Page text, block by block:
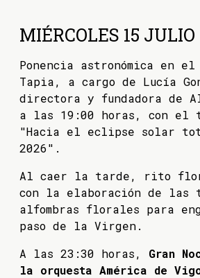
MIÉRCOLES 15 JULIO
Ponencia astronómica en
Tapia, a cargo de Lucía
directora y fundadora de
a las 19:00 horas, con el
"Hacia el eclipse solar
2026".
Al caer la tarde, rito
con la elaboración de las
alfombras florales para
paso de la Virgen.
A las 23:30 horas, Gran
la orquesta América de